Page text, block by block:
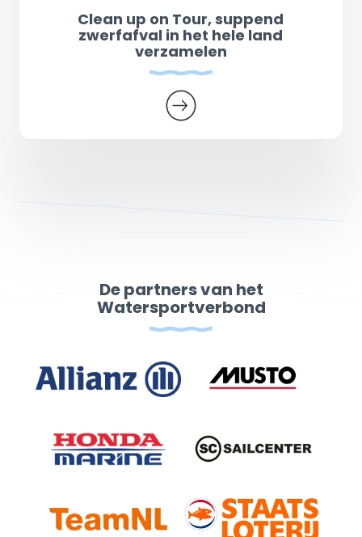
Clean up on Tour, suppend
zwerfafval in het hele land
verzamelen
De partners van het
Watersportverbond